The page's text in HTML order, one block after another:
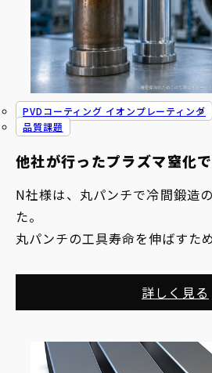
他社が行ったプラズマ窒化
PVDコーティング イオンプレーティング
品質課題
N社様は、丸パンチで冷間鍛造
た。
丸パンチの工具寿命を伸ばすた
詳しく見る